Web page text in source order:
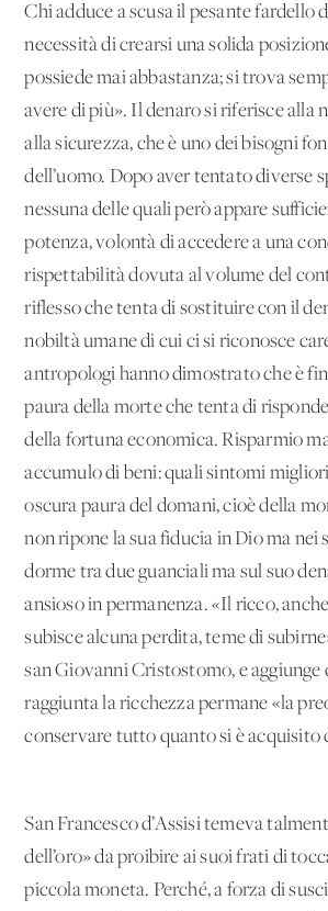
Chi adduce a scusa il pesante fardello
necessità di crearsi una solida
possiede mai abbastanza; si trova
avere di più». Il denaro si riferisce alla
alla sicurezza, che è uno dei bisogni
dell’uomo. Dopo aver tentato diverse
nessuna delle quali però appare
potenza, volontà di accedere a una
rispettabilità dovuta al volume del
riflesso che tenta di sostituire con il
nobiltà umane di cui ci si riconosce
antropologi hanno dimostrato che è
paura della morte che tenta di
della fortuna economica. Risparmio
accumulo di beni: quali sintomi
oscura paura del domani, cioè della
non ripone la sua fiducia in Dio ma nei
dorme tra due guanciali ma sul suo
ansioso in permanenza. «Il ricco,
subisce alcuna perdita, teme di
san Giovanni Cristostomo, e aggiunge
raggiunta la ricchezza permane «la
conservare tutto quanto si è acquisito
San Francesco d’Assisi temeva
dell’oro» da proibire ai suoi frati di
piccola moneta. Perché, a forza di